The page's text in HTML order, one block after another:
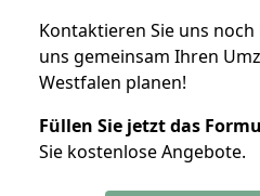
Kontaktieren Sie uns
uns gemeinsam Ihren
Westfalen planen!
Füllen Sie jetzt das
Sie kostenlose Angebote.